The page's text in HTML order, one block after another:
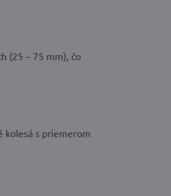
(25 – 75 mm), čo
kolesá s priemerom